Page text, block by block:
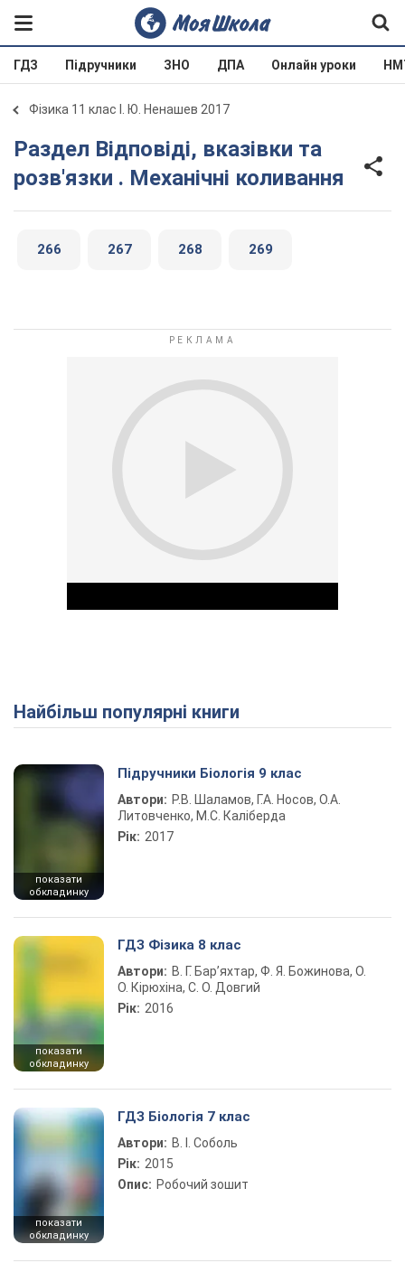
ГДЗ Підручники ЗНО ДПА Онлайн уроки
Фізика 11 клас І. Ю. Ненашев 2017
Раздел Відповіді, вказівки та
розв'язки . Механічні коливання
266 267 268 269
Play Video
Найбільш популярні книги
показати
обкладинку
Підручники Біологія 9 клас
Автори: Р.В. Шаламов, Г.А. Носов, О.А.
Литовченко, М.С. Каліберда
Рік: 2017
показати
обкладинку
ГДЗ Фізика 8 клас
Автори: В. Г. Бар’яхтар, Ф. Я. Божинова, О.
О. Кірюхіна, С. О. Довгий
Рік: 2016
показати
обкладинку
ГДЗ Біологія 7 клас
Автори: В. І. Соболь
Рік: 2015
Опис: Робочий зошит